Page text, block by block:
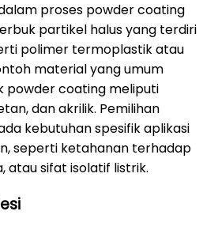
proses powder coating
partikel halus yang terdiri
polimer termoplastik atau
material yang umum
powder coating meliputi
dan akrilik. Pemilihan
kebutuhan spesifik aplikasi
seperti ketahanan terhadap
atau sifat isolatif listrik.